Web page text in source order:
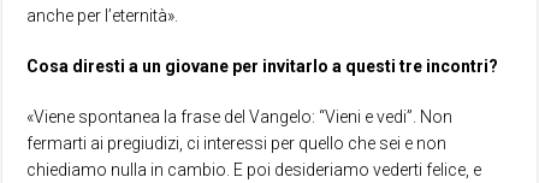
anche per l’eternità».
Cosa diresti a un giovane per invitarlo a questi tre incontri?
«Viene spontanea la frase del Vangelo: “Vieni e vedi”. Non
fermarti ai pregiudizi, ci interessi per quello che sei e non
chiediamo nulla in cambio. E poi desideriamo vederti felice, e